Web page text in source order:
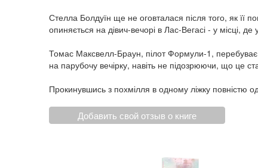
Стелла Болдуїн ще не оговталася після того, як її
опиняється на дівич-вечорі в Лас-Вегасі - у місці,
Томас Максвелл-Браун, пілот Формули-1, перебуває
на парубочу вечірку, навіть не підозрюючи, що це
Прокинувшись з похмілля в одному ліжку повністю
Добавить свой отзыв о книге